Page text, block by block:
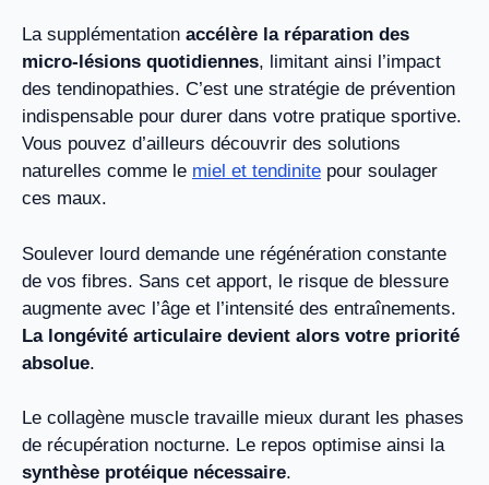
La supplémentation accélère la réparation des
micro-lésions quotidiennes, limitant ainsi l’impact
des tendinopathies. C’est une stratégie de prévention
indispensable pour durer dans votre pratique sportive.
Vous pouvez d’ailleurs découvrir des solutions
naturelles comme le miel et tendinite pour soulager
ces maux.
Soulever lourd demande une régénération constante
de vos fibres. Sans cet apport, le risque de blessure
augmente avec l’âge et l’intensité des entraînements.
La longévité articulaire devient alors votre priorité
absolue.
Le collagène muscle travaille mieux durant les phases
de récupération nocturne. Le repos optimise ainsi la
synthèse protéique nécessaire.